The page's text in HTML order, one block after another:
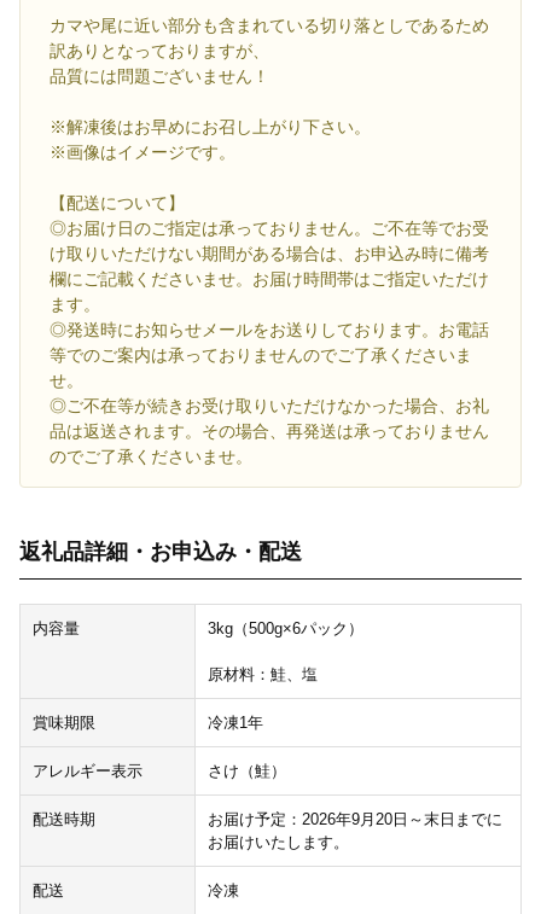
カマや尾に近い部分も含まれている切り落としであるため
訳ありとなっておりますが、
品質には問題ございません！
※解凍後はお早めにお召し上がり下さい。
※画像はイメージです。
【配送について】
◎お届け日のご指定は承っておりません。ご不在等でお受
け取りいただけない期間がある場合は、お申込み時に備考
欄にご記載くださいませ。お届け時間帯はご指定いただけ
ます。
◎発送時にお知らせメールをお送りしております。お電話
等でのご案内は承っておりませんのでご了承くださいま
せ。
◎ご不在等が続きお受け取りいただけなかった場合、お礼
品は返送されます。その場合、再発送は承っておりません
のでご了承くださいませ。
返礼品詳細・お申込み・配送
内容量 3kg（500g×6パック）
原材料：鮭、塩
賞味期限 冷凍1年
アレルギー表示 さけ（鮭）
配送時期
お届け予定：2026年9月20日～末日までに
お届けいたします。
配送 冷凍